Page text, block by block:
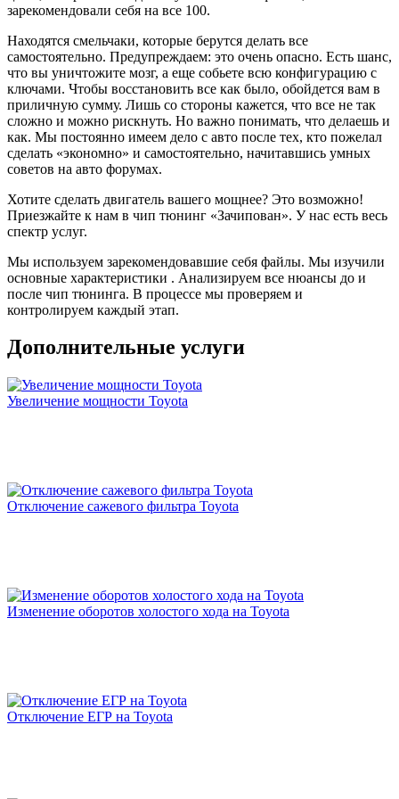
хватало явно тяги)
Во вторых появился прилив сил на всех передачах (у
меня МКПП), особенно на 5 если едешь 80-100,
машина всеравно подхватывает и вытягивает.
Да, на мой мотор k4m 7 бешеных пони плюсом- это
смех (вроде бы), но они очень нужны (особенно при
обгонах на трассе с однополосным движением.
Подитожу: машина стала другой, для меня более
риятной и адекватной, пропали затупы, появился
запас.
Буду делать на следующей машине- однозначно ДА!
Поеду к Жене, 99% ДА (почему 99%- ну вдруг
электричку куплю, тогда этот 1% на пиво с Жекой
спустим)
Я очень доволен, жене большая человеческая
СПАСИБА!
P.s. И да, по денежке- все как договаривались, так и
вышло. Человек слова!
Заезжала сюда за чипом Солярис 1.6 автомат. Мастер
ушла вибрация. Дали подарочный сертификат на
1000 рублей. Рекомендую.
Рейтинг отзыва:5
доступными. Теперь я наслаждаюсь комфортным и
динамичным вождением, благодаря "Зачипован"!
зарекомендовали себя на все 100.
Находятся смельчаки, которые берутся делать все
самостоятельно. Предупреждаем: это очень опасно. Есть шанс,
что вы уничтожите мозг, а еще собьете всю конфигурацию с
ключами. Чтобы восстановить все как было, обойдется вам в
приличную сумму. Лишь со стороны кажется, что все не так
сложно и можно рискнуть. Но важно понимать, что делаешь и
как. Мы постоянно имеем дело с авто после тех, кто пожелал
сделать «экономно» и самостоятельно, начитавшись умных
советов на авто форумах.
Хотите сделать двигатель вашего мощнее? Это возможно!
Приезжайте к нам в чип тюнинг «Зачипован». У нас есть весь
спектр услуг.
Мы используем зарекомендовавшие себя файлы. Мы изучили
основные характеристики . Анализируем все нюансы до и
после чип тюнинга. В процессе мы проверяем и
контролируем каждый этап.
Дополнительные услуги
Увеличение мощности Toyota
Отключение сажевого фильтра Toyota
Изменение оборотов холостого хода на Toyota
Отключение ЕГР на Toyota